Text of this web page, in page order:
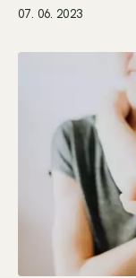
07. 06. 2023